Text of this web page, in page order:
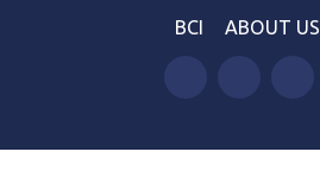
BCI ABOUT US